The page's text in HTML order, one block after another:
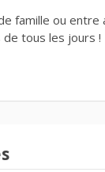
famille ou entre
tous les jours !